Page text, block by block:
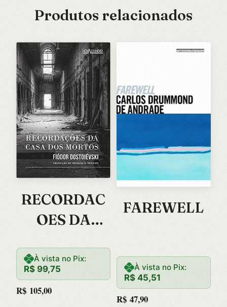
Produtos relacionados
RECORDAC
OES DA
MORTOS
À vista no Pix:
R$ 99,75
R$ 105,00
FAREWELL
À vista no Pix:
R$ 45,51
R$ 47,90